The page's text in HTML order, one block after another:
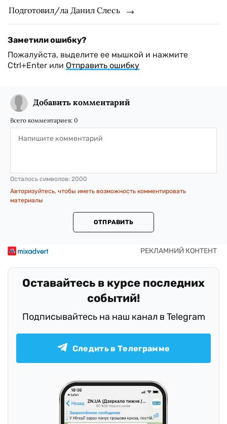
Подготовил/ла Данил Слесь
Заметили ошибку?
Пожалуйста, выделите ее мышкой и нажмите
Ctrl+Enter или Отправить ошибку
Добавить комментарий
Всего комментариев: 0
Осталось символов: 2000
Авторизуйтесь, чтобы иметь возможность комментировать
материалы
ОТПРАВИТЬ
Оставайтесь в курсе последних
событий!
Подписывайтесь на наш канал в Telegram
Следить в Телеграмме